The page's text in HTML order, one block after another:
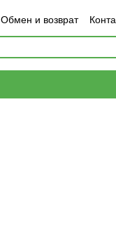
Обмен и возврат